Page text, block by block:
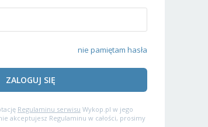
nie pamiętam hasła
ZALOGUJ SIĘ
Regulaminu serwisu Wykop.pl w jego
akceptujesz Regulaminu w całości, prosimy